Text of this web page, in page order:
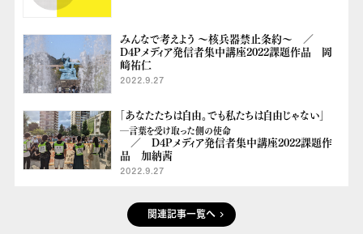
みんなで考えよう 〜核兵器禁止条約〜 ／
D4Pメディア発信者集中講座2022課題作品 岡
﨑祐仁
2022.9.27
「あなたたちは自由。でも私たちは自由じゃない」
―言葉を受け取った側の使命
／ D4Pメディア発信者集中講座2022課題作
品 加納茜
2022.9.27
関連記事一覧へ